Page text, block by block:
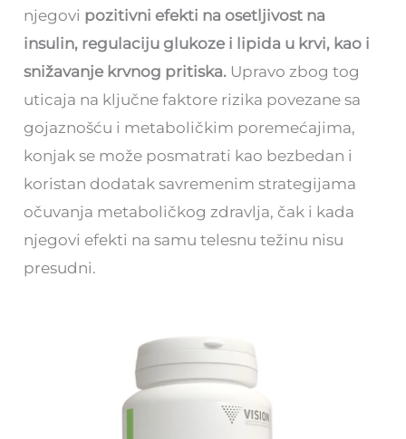
njegovi pozitivni efekti na osetljivost na
insulin, regulaciju glukoze i lipida u krvi, kao i
snižavanje krvnog pritiska. Upravo zbog tog
uticaja na ključne faktore rizika povezane sa
gojaznošću i metaboličkim poremećajima,
konjak se može posmatrati kao bezbedan i
koristan dodatak savremenim strategijama
očuvanja metaboličkog zdravlja, čak i kada
njegovi efekti na samu telesnu težinu nisu
presudni.